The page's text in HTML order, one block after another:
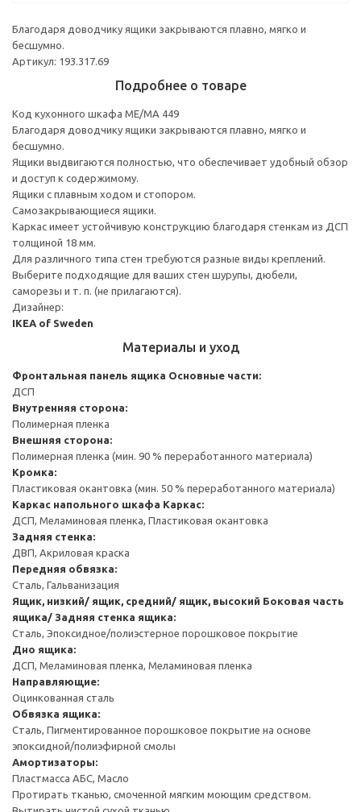
Благодаря доводчику ящики закрываются плавно, мягко и
бесшумно.
Артикул: 193.317.69
Подробнее о товаре
Код кухонного шкафа ME/MA 449
Благодаря доводчику ящики закрываются плавно, мягко и
бесшумно.
Ящики выдвигаются полностью, что обеспечивает удобный обзор
и доступ к содержимому.
Ящики с плавным ходом и стопором.
Самозакрывающиеся ящики.
Каркас имеет устойчивую конструкцию благодаря стенкам из ДСП
толщиной 18 мм.
Для различного типа стен требуются разные виды креплений.
Выберите подходящие для ваших стен шурупы, дюбели,
саморезы и т. п. (не прилагаются).
Дизайнер:
IKEA of Sweden
Материалы и уход
Фронтальная панель ящика Основные части:
ДСП
Внутренняя сторона:
Полимерная пленка
Внешняя сторона:
Полимерная пленка (мин. 90 % переработанного материала)
Кромка:
Пластиковая окантовка (мин. 50 % переработанного материала)
Каркас напольного шкафа Каркас:
ДСП, Меламиновая пленка, Пластиковая окантовка
Задняя стенка:
ДВП, Акриловая краска
Передняя обвязка:
Сталь, Гальванизация
Ящик, низкий/ ящик, средний/ ящик, высокий Боковая часть
ящика/ Задняя стенка ящика:
Сталь, Эпоксидное/полиэстерное порошковое покрытие
Дно ящика:
ДСП, Меламиновая пленка, Меламиновая пленка
Направляющие:
Оцинкованная сталь
Обвязка ящика:
Сталь, Пигментированное порошковое покрытие на основе
эпоксидной/полиэфирной смолы
Амортизаторы:
Пластмасса АБС, Масло
Протирать тканью, смоченной мягким моющим средством.